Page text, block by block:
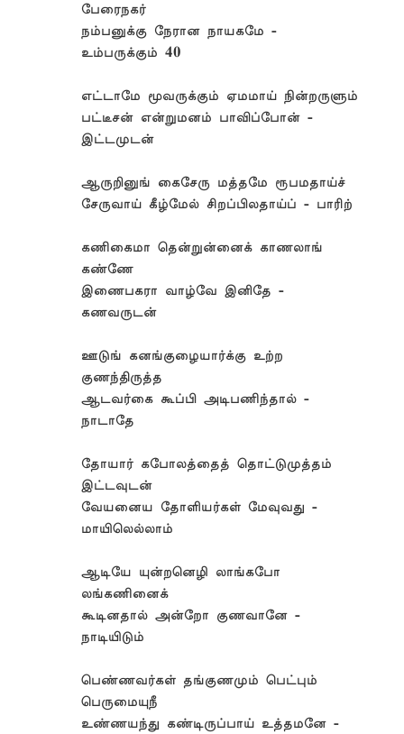
பேரைநகர்
நம்பனுக்கு நேரான நாயகமே -
உம்பருக்கும் 40
எட்டாமே மூவருக்கும் ஏமமாய் நின்றருளும்
பட்டீசன் என்றுமனம் பாவிப்போன் -
இட்டமுடன்
ஆருறினுங் கைசேரு மத்தமே ரூபமதாய்ச்
சேருவாய் கீழ்மேல் சிறப்பிலதாய்ப் - பாரிற்
கணிகைமா தென்றுன்னைக் காணலாங்
கண்ணே
இணைபகரா வாழ்வே இனிதே -
கணவருடன்
ஊடுங் கனங்குழையார்க்கு உற்ற
குணந்திருத்த
ஆடவர்கை கூப்பி அடிபணிந்தால் -
நாடாதே
தோயார் கபோலத்தைத் தொட்டுமுத்தம்
இட்டவுடன்
வேயனைய தோளியர்கள் மேவுவது -
மாயிலெல்லாம்
ஆடியே யுன்றனெழி லாங்கபோ
லங்கணினைக்
கூடினதால் அன்றோ குணவானே -
நாடியிடும்
பெண்ணவர்கள் தங்குணமும் பெட்பும்
பெருமையுநீ
உண்ணயந்து கண்டிருப்பாய் உத்தமனே -